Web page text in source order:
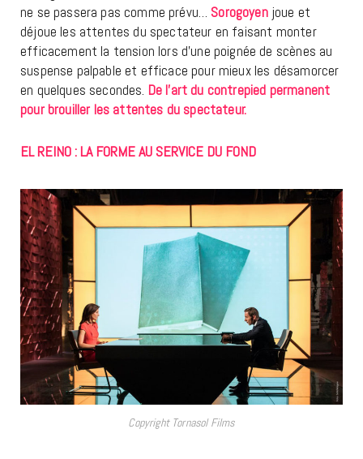
ne se passera pas comme prévu… Sorogoyen joue et
déjoue les attentes du spectateur en faisant monter
efficacement la tension lors d’une poignée de scènes au
suspense palpable et efficace pour mieux les désamorcer
en quelques secondes. De l’art du contrepied permanent
pour brouiller les attentes du spectateur.
EL REINO : LA FORME AU SERVICE DU FOND
Copyright Tornasol Films